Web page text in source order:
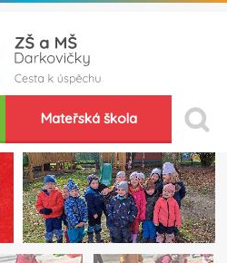
Mateřská škola